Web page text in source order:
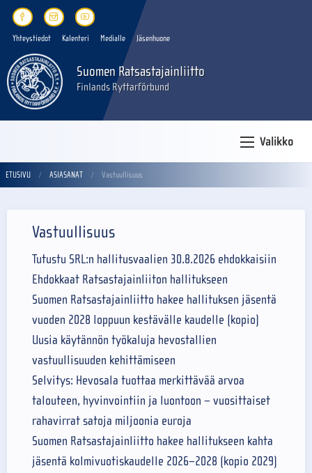
Yhteystiedot Kalenteri Medialle Jäsenhuone
Suomen Ratsastajainliitto
Finlands Ryttarförbund
Valikko
ETUSIVU ASIASANAT Vastuullisuus
Vastuullisuus
Tutustu SRL:n hallitusvaalien 30.8.2026 ehdokkaisiin
Ehdokkaat Ratsastajainliiton hallitukseen
Suomen Ratsastajainliitto hakee hallituksen jäsentä
vuoden 2028 loppuun kestävälle kaudelle (kopio)
Uusia käytännön työkaluja hevostallien
vastuullisuuden kehittämiseen
Selvitys: Hevosala tuottaa merkittävää arvoa
talouteen, hyvinvointiin ja luontoon – vuosittaiset
rahavirrat satoja miljoonia euroja
Suomen Ratsastajainliitto hakee hallitukseen kahta
jäsentä kolmivuotiskaudelle 2026–2028 (kopio 2029)